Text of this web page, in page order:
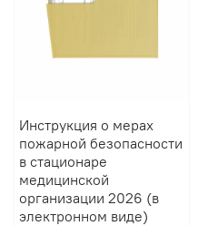
Инструкция о мерах
пожарной безопасности
в стационаре
медицинской
организации 2026 (в
электронном виде)